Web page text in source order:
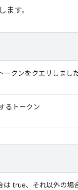
す。
ークンをクエリしました
るトークン
true、それ以外の場